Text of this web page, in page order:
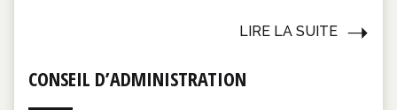
LIRE LA SUITE
CONSEIL D’ADMINISTRATION